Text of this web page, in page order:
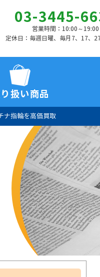
03-3445-
営業時間：10:00～19:00
定休日：毎週日曜、毎月7、17、
扱い商品
ナ指輪を高価買取